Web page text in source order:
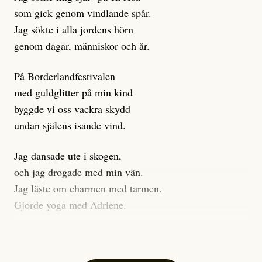
Journalistiken är låst. En klatschig men korrekt rubrik
gör förhoppningsvis att en nyfiken beställer
prenumeration, men den avslutas sekunder senare om
dessa granskningar på olika källor, alltifrån domar till
en mängd intervjupersoner, inklusive generös
möjlighet att bemöta för såväl personen vars motiv att
engagera sig i Palestinarörelsen ifrågasätts som de
grupper där Säpo-resursen samlade in uppgifter.
Researchen är grundlig.
Möjligen är det egentligen inte journalistikens metod
som stör?
som gick genom vindlande spår.
Jag sökte i alla jordens hörn
genom dagar, människor och år.
På Borderlandfestivalen
med guldglitter på min kind
byggde vi oss vackra skydd
undan själens isande vind.
Jag dansade ute i skogen,
och jag drogade med min vän.
Jag läste om charmen med tarmen.
Gjorde yoga med Adriene.